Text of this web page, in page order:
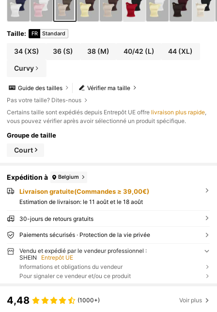
Taille: FR Standard
34(XS) 36 (S) 38(M) 40/42 (L) 44 (XL)
Curvy
Vérifier ma taille
Guide des tailles
Pas votre taille? Dites-nous
​Certains taille sont expédiés depuis Entrepôt UE offre livraison plus rapide
vous pouvez vérifier après avoir sélectionné un produit spécifique.
Groupe de taille
Court
Expédition à Belgium
Livraison gratuite(Commandes ≥ 39,00€)
Estimation de livraison: le 11 août et le 18 août
30-jours de retours gratuits
Paiements sécurisés · Protection de la vie privée
Vendu et expédié par le vendeur professionnel :
SHEIN
Entrepôt UE
Informations et obligations du vendeur
Pour signaler ce vendeur et/ou ce produit
4,48 (1000+) Voir plus